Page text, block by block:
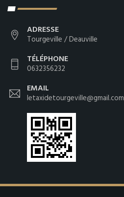
ADRESSE
Tourgeville / Deauville
TÉLÉPHONE
0632356232
EMAIL
letaxidetourgeville@gmail.com